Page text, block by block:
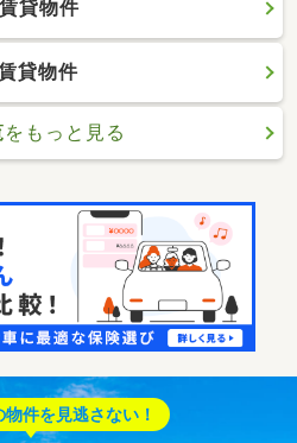
貸物件
貸物件
をもっと見る
件を見逃さない！